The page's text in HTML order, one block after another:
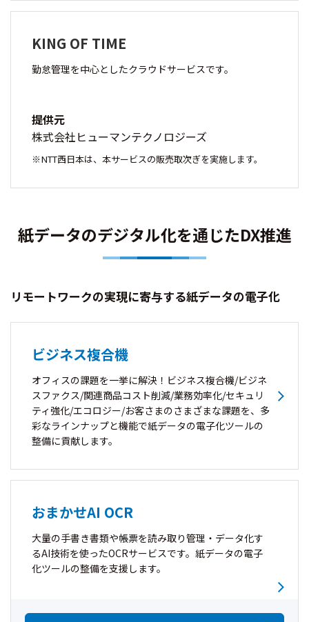
KING OF TIME
勤怠管理を中心としたクラウドサービスです。
提供元
株式会社ヒューマンテクノロジーズ
NTT西日本は、本サービスの販売取次ぎを実施します。
紙データのデジタル化を通じたDX推進
リモートワークの実現に寄与する紙データの電子化
ビジネス複合機
オフィスの課題を一挙に解決！ビジネス複合機/ビジネ
スファクス/関連商品コスト削減/業務効率化/セキュリ
ティ強化/エコロジー/お客さまのさまざまな課題を、多
彩なラインナップと機能で紙データの電子化ツールの
整備に貢献します。
おまかせAI OCR
大量の手書き書類や帳票を読み取り管理・データ化す
るAI技術を使ったOCRサービスです。紙データの電子
化ツールの整備を支援します。